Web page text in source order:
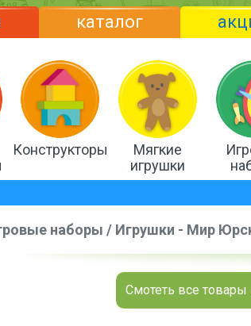
каталог
Конструкторы
Мягкие
игрушки
наборы / Игрушки - Мир
Смотеть все